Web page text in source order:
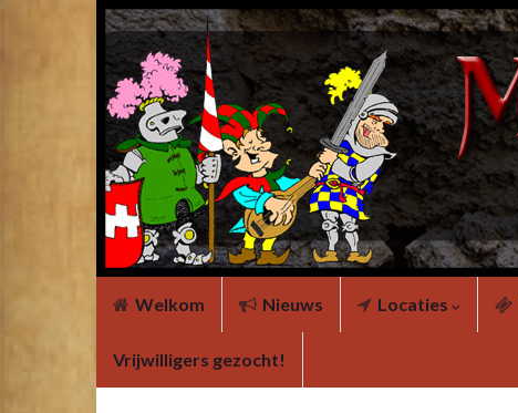
Welkom Nieuws Locaties
Vrijwilligers gezocht!